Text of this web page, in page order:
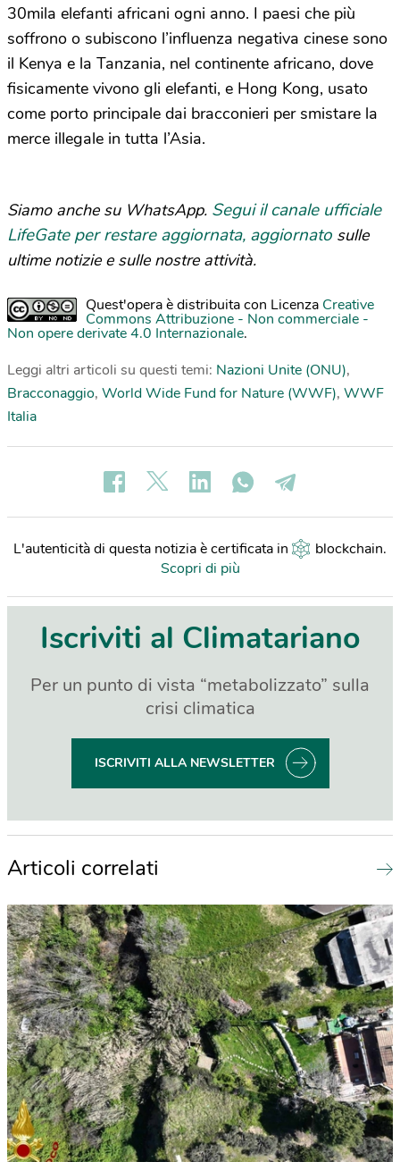
30mila elefanti africani ogni anno. I paesi che più
soffrono o subiscono l’influenza negativa cinese sono
il Kenya e la Tanzania, nel continente africano, dove
fisicamente vivono gli elefanti, e Hong Kong, usato
come porto principale dai bracconieri per smistare la
merce illegale in tutta l’Asia.
Siamo anche su WhatsApp. Segui il canale ufficiale
LifeGate per restare aggiornata, aggiornato sulle
ultime notizie e sulle nostre attività.
Quest'opera è distribuita con Licenza Creative
Commons Attribuzione - Non commerciale -
Non opere derivate 4.0 Internazionale.
Leggi altri articoli su questi temi: Nazioni Unite (ONU),
Bracconaggio, World Wide Fund for Nature (WWF), WWF
Italia
L'autenticità di questa notizia è certificata in blockchain.
Scopri di più
Iscriviti al Climatariano
Per un punto di vista “metabolizzato” sulla
crisi climatica
ISCRIVITI ALLA NEWSLETTER
Articoli correlati